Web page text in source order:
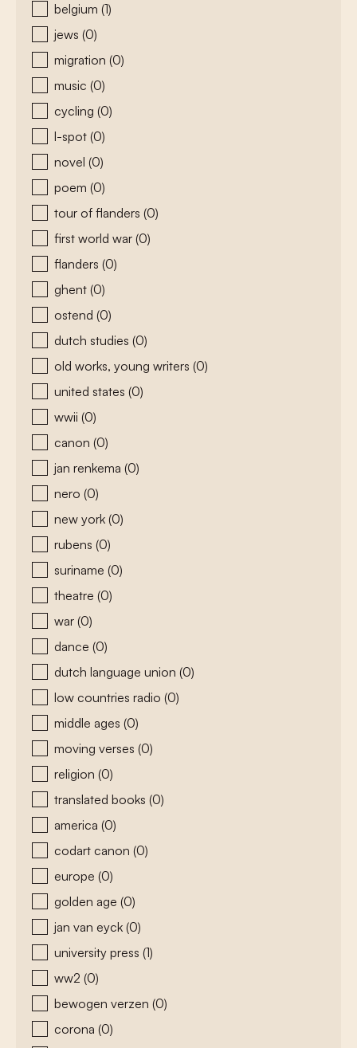
belgium (1)
jews (0)
migration (0)
music (0)
cycling (0)
l-spot (0)
novel (0)
poem (0)
tour of flanders (0)
first world war (0)
flanders (0)
ghent (0)
ostend (0)
dutch studies (0)
old works, young writers (0)
united states (0)
wwii (0)
canon (0)
jan renkema (0)
nero (0)
new york (0)
rubens (0)
suriname (0)
theatre (0)
war (0)
dance (0)
dutch language union (0)
low countries radio (0)
middle ages (0)
moving verses (0)
religion (0)
translated books (0)
america (0)
codart canon (0)
europe (0)
golden age (0)
jan van eyck (0)
university press (1)
ww2 (0)
bewogen verzen (0)
corona (0)